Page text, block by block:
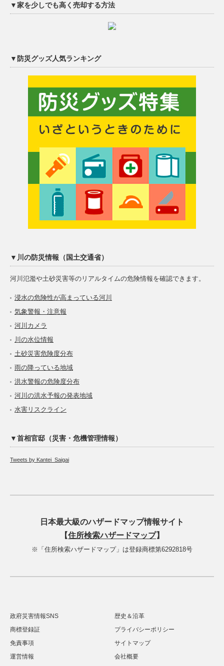
▼家を少しでも高く売却する方法
▼防災グッズ人気ランキング
▼川の防災情報（国土交通省）
河川氾濫や土砂災害等のリアルタイムの危険情報を確認できます。
浸水の危険性が高まっている河川
気象警報・注意報
河川カメラ
川の水位情報
土砂災害危険度分布
雨の降っている地域
洪水警報の危険度分布
河川の洪水予報の発表地域
水害リスクライン
▼首相官邸（災害・危機管理情報）
Tweets by Kantei_Saigai
日本最大級のハザードマップ情報サイト
【住所検索ハザードマップ】
※「住所検索ハザードマップ」は登録商標第6292818号
政府災害情報SNS
歴史＆沿革
商標登録証
プライバシーポリシー
免責事項
サイトマップ
運営情報
会社概要